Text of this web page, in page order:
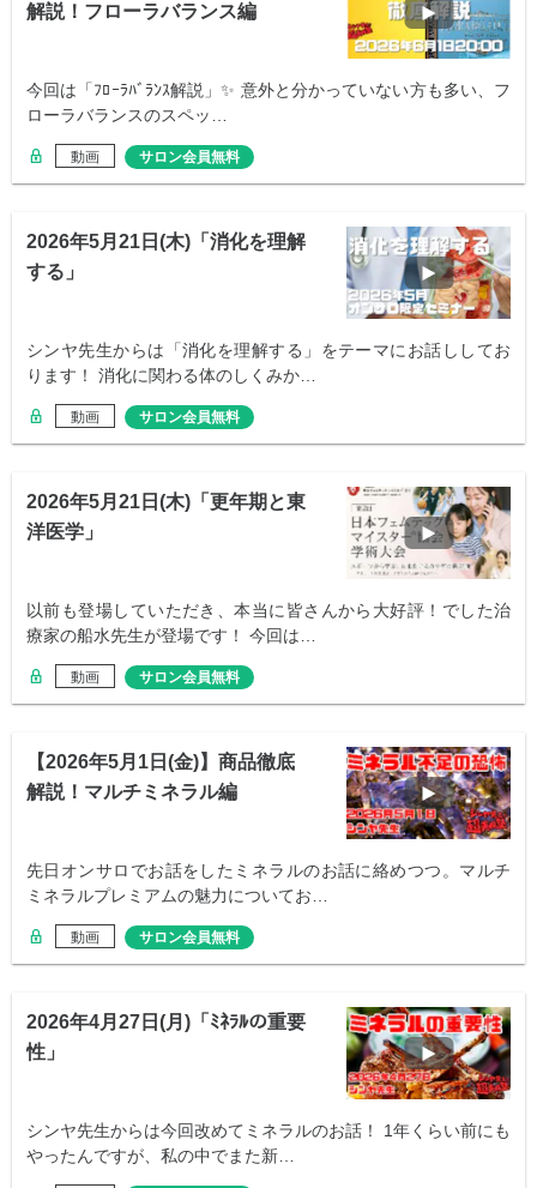
解説！フローラバランス編
今回は「ﾌﾛｰﾗﾊﾞﾗﾝｽ解説」✨ 意外と分かっていない方も多い、フ
ローラバランスのスペッ…
動画 サロン会員無料
2026年5月21日(木)「消化を理解
する」
シンヤ先生からは「消化を理解する」をテーマにお話ししてお
ります！ 消化に関わる体のしくみか…
動画 サロン会員無料
2026年5月21日(木)「更年期と東
洋医学」
以前も登場していただき、本当に皆さんから大好評！でした治
療家の船水先生が登場です！ 今回は…
動画 サロン会員無料
【2026年5月1日(金)】商品徹底
解説！マルチミネラル編
先日オンサロでお話をしたミネラルのお話に絡めつつ。マルチ
ミネラルプレミアムの魅力についてお…
動画 サロン会員無料
2026年4月27日(月)「ﾐﾈﾗﾙの重要
性」
シンヤ先生からは今回改めてミネラルのお話！ 1年くらい前にも
やったんですが、私の中でまた新…